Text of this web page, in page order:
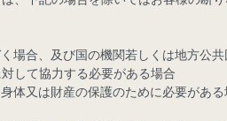
場合、及び国の機関若しくは地方公
して協力する必要がある場合
体又は財産の保護のために必要があ